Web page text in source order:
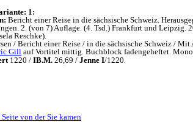
1:
Bericht einer Reise in die sächsische Schweiz.
2. (von 7) Auflage. (4. Tsd.) Frankfurt und Leipzig.
Reschke).
/ Bericht einer Reise / in die sächsische Schweiz /
Gill auf Vortitel mittig. Buchblock fadengeheftet.
1220 / IB.M. 26,69 / Jenne I/1220.
von der Sie kamen